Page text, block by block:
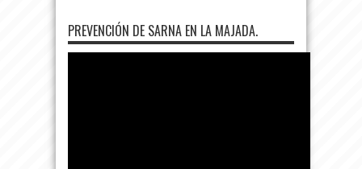
PREVENCIÓN DE SARNA EN LA MAJADA.